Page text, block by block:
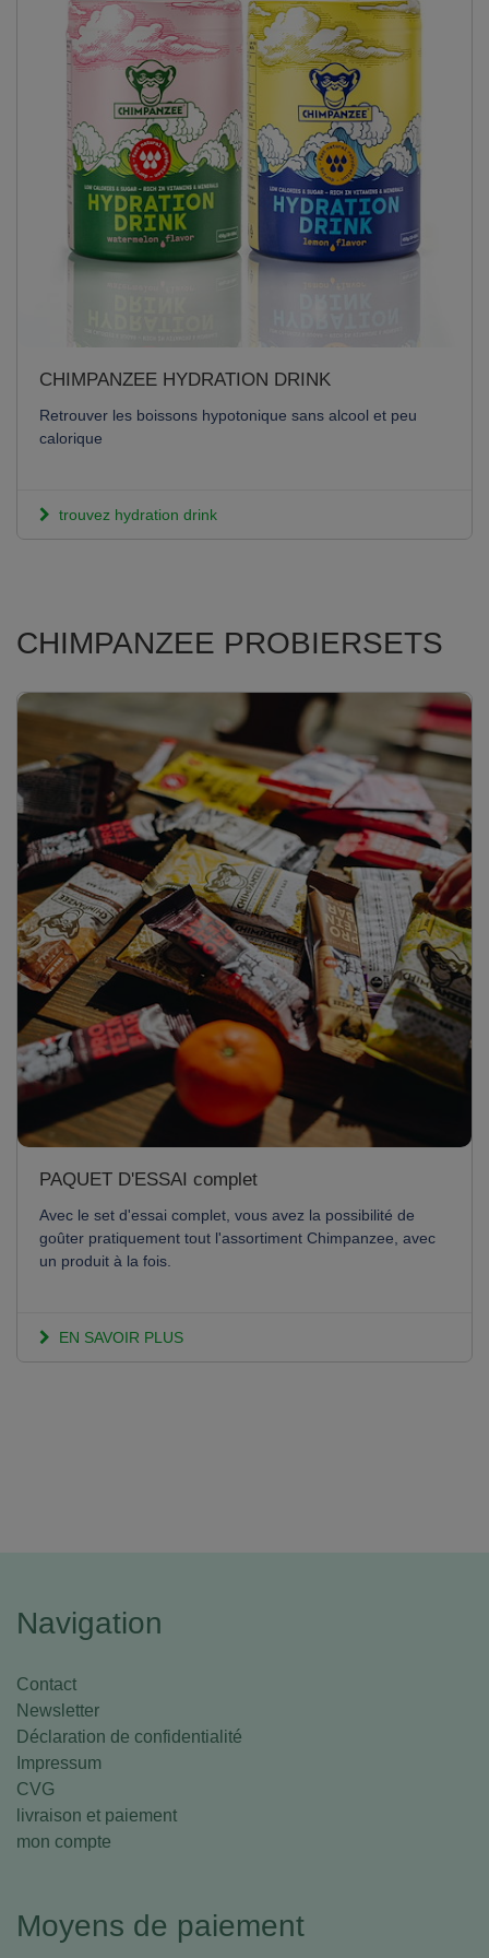
CHIMPANZEE HYDRATION DRINK
Retrouver les boissons hypotonique sans alcool et peu
calorique
trouvez hydration drink
CHIMPANZEE PROBIERSETS
PAQUET D'ESSAI complet
Avec le set d'essai complet, vous avez la possibilité de
goûter pratiquement tout l'assortiment Chimpanzee, avec
un produit à la fois.
EN SAVOIR PLUS
Navigation
Contact
Newsletter
Déclaration de confidentialité
Impressum
CVG
livraison et paiement
mon compte
Moyens de paiement